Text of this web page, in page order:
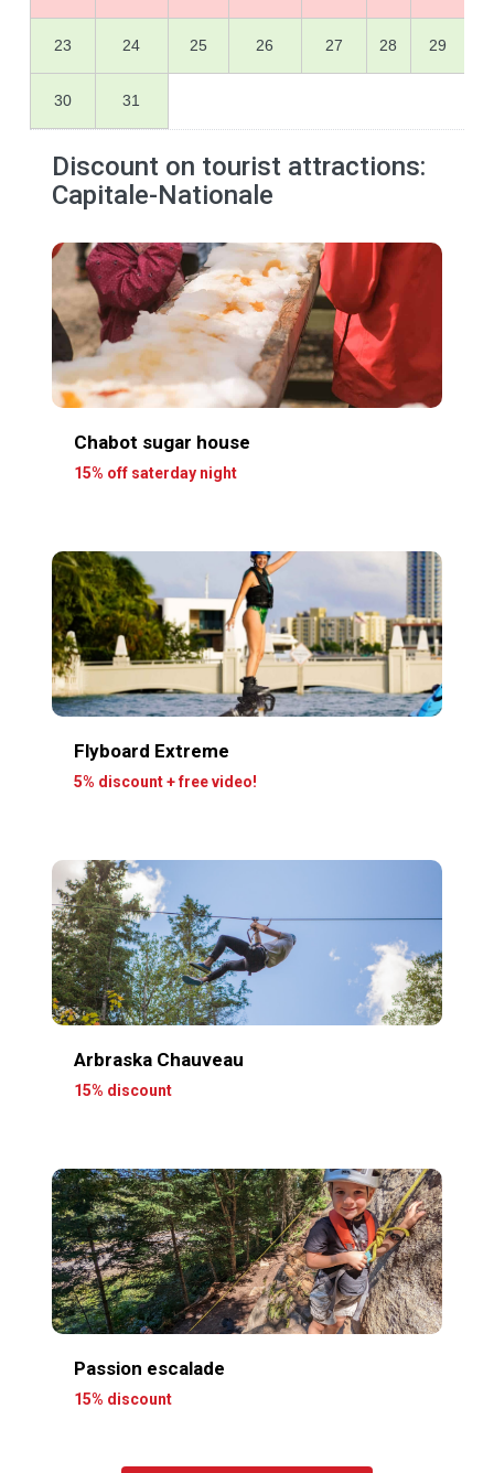
23 24 25 26 27 28 29
30 31
Discount on tourist attractions:
Capitale-Nationale
Chabot sugar house
15% off saterday night
Flyboard Extreme
5% discount + free video!
Arbraska Chauveau
15% discount
Passion escalade
15% discount